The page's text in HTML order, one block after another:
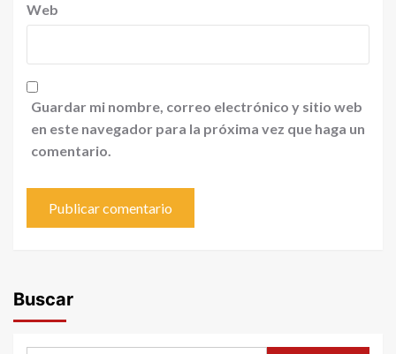
Web
Guardar mi nombre, correo electrónico y sitio web
en este navegador para la próxima vez que haga un
comentario.
Buscar